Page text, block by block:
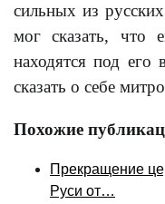
сильных из
мог сказать, что
находятся под его
сказать о себе
Похожие
Прекращение
Руси от…